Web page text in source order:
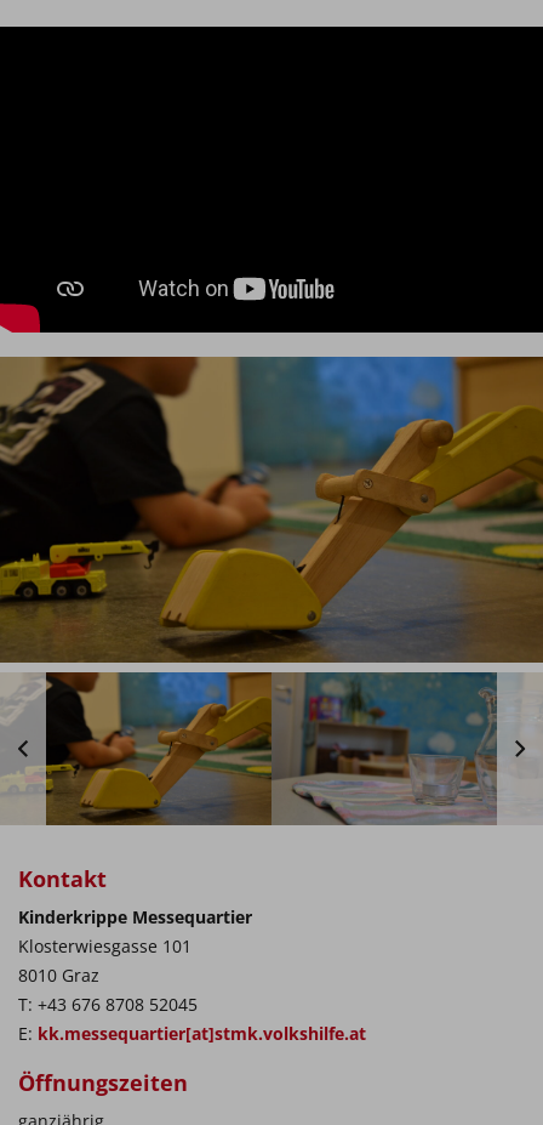
Kontakt
Kinderkrippe Messequartier
Klosterwiesgasse 101
8010 Graz
T: +43 676 8708 52045
E: kk.messequartier[at]stmk.volkshilfe.at
Öffnungszeiten